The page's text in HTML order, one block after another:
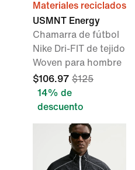
Materiales reciclados
USMNT Energy
Chamarra de fútbol
Nike Dri-FIT de tejido
Woven para hombre
$106.97 $125
14% de
descuento